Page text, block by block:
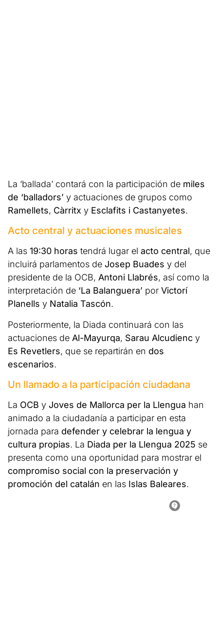
La ‘ballada’ contará con la participación de miles
de ‘balladors’ y actuaciones de grupos como
Ramellets, Càrritx y Esclafits i Castanyetes.
Acto central y actuaciones musicales
A las 19:30 horas tendrá lugar el acto central, que
incluirá parlamentos de Josep Buades y del
presidente de la OCB, Antoni Llabrés, así como la
interpretación de ‘La Balanguera’ por Victorí
Planells y Natalia Tascón.
Posteriormente, la Diada continuará con las
actuaciones de Al-Mayurqa, Sarau Alcudienc y
Es Revetlers, que se repartirán en dos
escenarios.
Un llamado a la participación ciudadana
La OCB y Joves de Mallorca per la Llengua han
animado a la ciudadanía a participar en esta
jornada para defender y celebrar la lengua y
cultura propias. La Diada per la Llengua 2025 se
presenta como una oportunidad para mostrar el
compromiso social con la preservación y
promoción del catalán en las Islas Baleares.